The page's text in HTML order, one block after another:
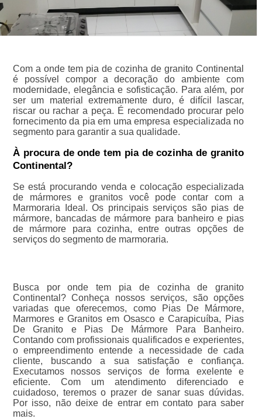
Com a onde tem pia de cozinha de granito Continental
é possível compor a decoração do ambiente com
modernidade, elegância e sofisticação. Para além, por
ser um material extremamente duro, é difícil lascar,
riscar ou rachar a peça. É recomendado procurar pelo
fornecimento da pia em uma empresa especializada no
segmento para garantir a sua qualidade.
À procura de onde tem pia de cozinha de granito
Continental?
Se está procurando venda e colocação especializada
de mármores e granitos você pode contar com a
Marmoraria Ideal. Os principais serviços são pias de
mármore, bancadas de mármore para banheiro e pias
de mármore para cozinha, entre outras opções de
serviços do segmento de marmoraria.
Busca por onde tem pia de cozinha de granito
Continental? Conheça nossos serviços, são opções
variadas que oferecemos, como Pias De Mármore,
Marmores e Granitos em Osasco e Carapicuíba, Pias
De Granito e Pias De Mármore Para Banheiro.
Contando com profissionais qualificados e experientes,
o empreendimento entende a necessidade de cada
cliente, buscando a sua satisfação e confiança.
Executamos nossos serviços de forma exelente e
eficiente. Com um atendimento diferenciado e
cuidadoso, teremos o prazer de sanar suas dúvidas.
Por isso, não deixe de entrar em contato para saber
mais.